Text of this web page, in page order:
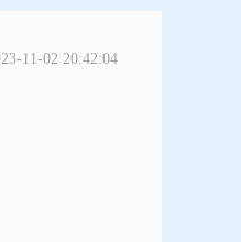
11-02 20:42:04